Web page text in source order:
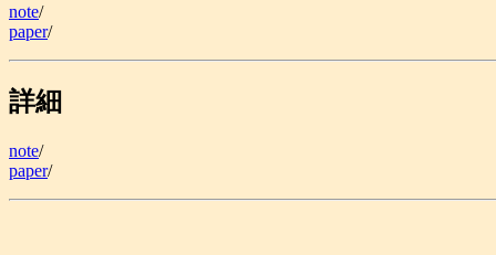
note/
paper/
詳細
note/
paper/